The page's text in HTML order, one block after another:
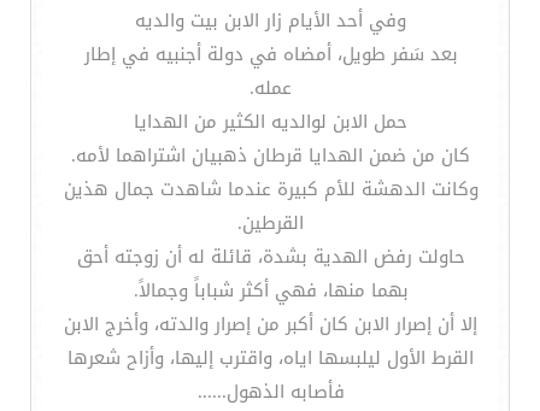
وفي أحد الأيام زار الابن بيت والديه
بعد سَفر طويل، أمضاه في دولة أجنبيه في إطار
عمله.
حمل الابن لوالديه الكثير من الهدايا
كان من ضمن الهدايا قرطان ذهبيان اشتراهما لأمه.
وكانت الدهشة للأم كبيرة عندما شاهدت جمال هذين
القرطين.
حاولت رفض الهدية بشدة، قائلة له أن زوجته أحق
بهما منها، فهي أكثر شباباً وجمالاً.
إلا أن إصرار الابن كان أكبر من إصرار والدته، وأخرج الابن
القرط الأول ليلبسها اياه، واقترب إليها، وأزاح شعرها
فأصابه الذهول......